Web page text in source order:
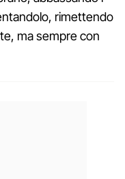
rimettendo
ma sempre con